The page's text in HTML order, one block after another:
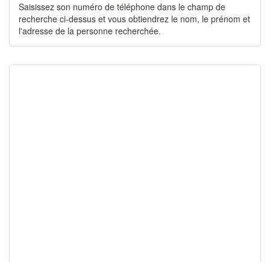
Saisissez son numéro de téléphone dans le champ de
recherche ci-dessus et vous obtiendrez le nom, le prénom et
l'adresse de la personne recherchée.